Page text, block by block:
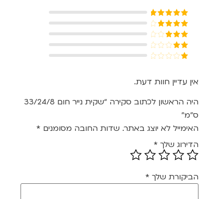
דורג5מתוך
5
דורג4
מתוך 5
דורג3
מתוך 5
דורג
מתוך
5
אין עדיין חוות דעת.
היה הראשון לכתוב סקירה “שקית נייר חום 33/24/8
ס"מ”
האימייל לא יוצג באתר. שדות החובה מסומנים *
הדירוג שלך *
הביקורת שלך *